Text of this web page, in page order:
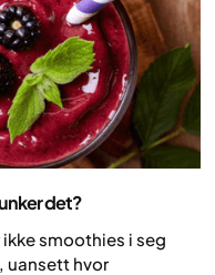
det?
smoothies i seg
uansett hvor